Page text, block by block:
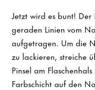
Jetzt wird es bunt!
geraden Linien vom
aufgetragen. Um die
zu lackieren, streiche
Pinsel am
Farbschicht auf den